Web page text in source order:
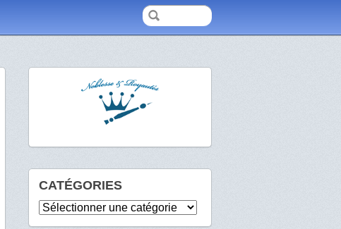
CATÉGORIES
Catégories